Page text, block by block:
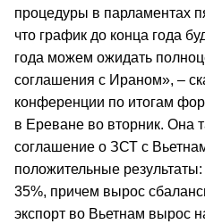
процедуры в парламентах
что график до конца года
года можем ожидать
соглашения с Ираном», –
конференции по итогам
в Ереване во вторник. Она
соглашение о ЗСТ с
положительные
35%, причем вырос
экспорт во Вьетнам вырос